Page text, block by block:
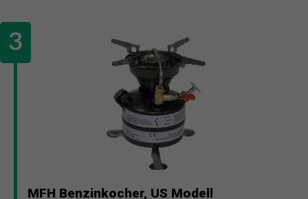
MFH Benzinkocher, US Modell